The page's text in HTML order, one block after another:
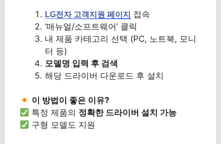
LG전자 고객지원 페이지
접속
‘매뉴얼/소프트웨어’ 클릭
내 제품 카테고리 선택 (PC, 노트북, 모니
터 등)
모델명 입력 후 검색
해당 드라이버 다운로드 후 설치
이 방법이 좋은 이유?
특정 제품의 정확한 드라이버 설치 가능
구형 모델도 지원